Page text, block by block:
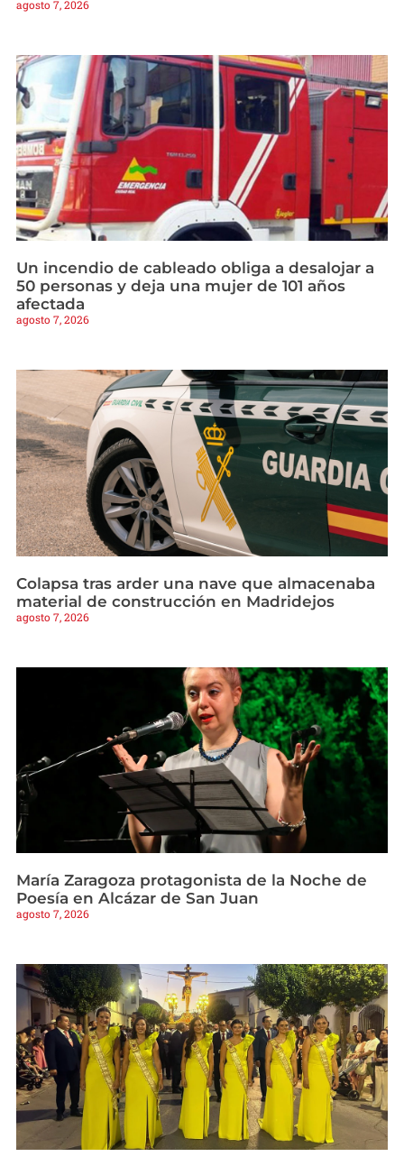
agosto 7, 2026
Un incendio de cableado obliga a desalojar a
50 personas y deja una mujer de 101 años
afectada
agosto 7, 2026
Colapsa tras arder una nave que almacenaba
material de construcción en Madridejos
agosto 7, 2026
María Zaragoza protagonista de la Noche de
Poesía en Alcázar de San Juan
agosto 7, 2026